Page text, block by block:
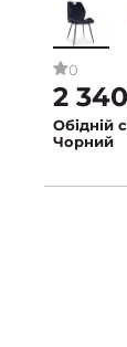
0
2 340
Обідній
Чорний